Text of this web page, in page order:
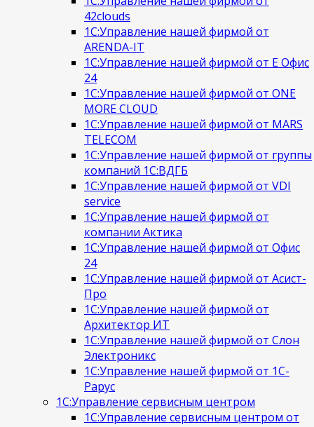
42clouds
1С:Управление нашей фирмой от
ARENDA-IT
1С:Управление нашей фирмой от Е Офис
24
1С:Управление нашей фирмой от ONE
MORE CLOUD
1С:Управление нашей фирмой от MARS
TELECOM
1С:Управление нашей фирмой от группы
компаний 1С:ВДГБ
1С:Управление нашей фирмой от VDI
service
1С:Управление нашей фирмой от
компании Актика
1С:Управление нашей фирмой от Офис
24
1С:Управление нашей фирмой от Асист-
Про
1С:Управление нашей фирмой от
Архитектор ИТ
1С:Управление нашей фирмой от Слон
Электроникс
1С:Управление нашей фирмой от 1С-
Рарус
1С:Управление сервисным центром
1С:Управление сервисным центром от